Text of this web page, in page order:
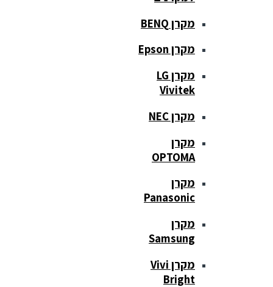
מקרן BENQ
מקרן Epson
מקרן LG
Vivitek
מקרן NEC
מקרן
OPTOMA
מקרן
Panasonic
מקרן
Samsung
מקרן Vivi
Bright